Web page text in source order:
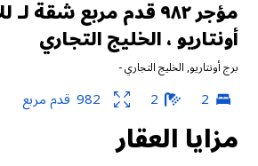
مؤجر ٩٨٢ قدم مربع شقة
أونتاريو ، الخليج التجاري
برج أونتاريو,الخليج التجاري-
2
2
982 قدم مربع
مزايا العقار